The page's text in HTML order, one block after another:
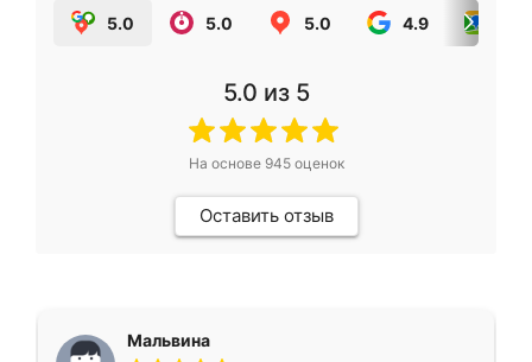
5.0 5.0 5.0 4.9
5.0 из 5
На основе 945оценок
Оставить отзыв
Мальвина